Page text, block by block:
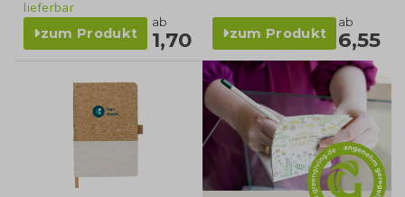
lieferbar
zum Produkt
ab
1,70 zum Produkt
ab
6,55
blog